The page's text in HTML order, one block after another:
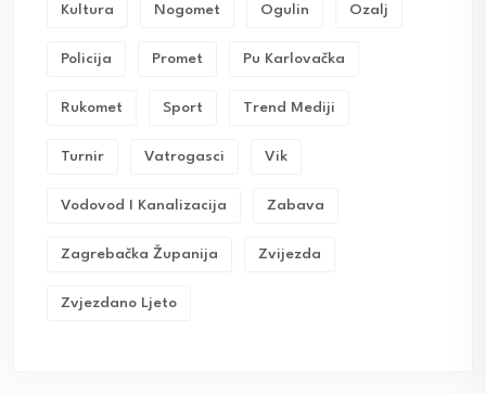
Kultura Nogomet Ogulin Ozalj
Policija Promet Pu Karlovačka
Rukomet Sport Trend Mediji
Turnir Vatrogasci Vik
Vodovod I Kanalizacija Zabava
Zagrebačka Županija Zvijezda
Zvjezdano Ljeto